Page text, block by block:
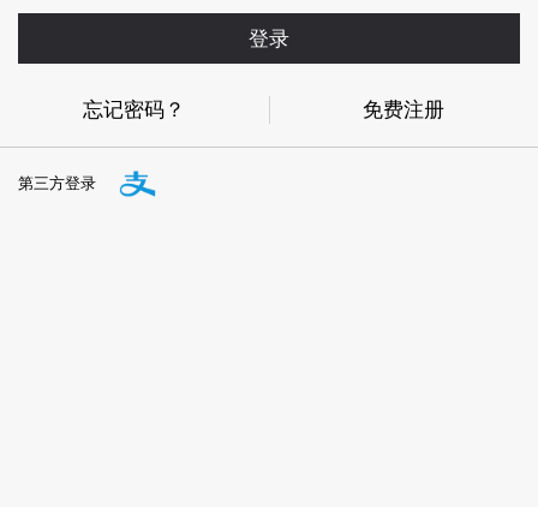
登录
忘记密码？ 免费注册
第三方登录